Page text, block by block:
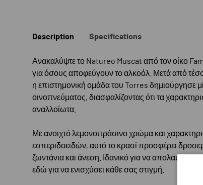
Description Specifications
Ανακαλύψτε το Natureo Muscat από τον οίκο
για όσους αποφεύγουν το αλκοόλ. Μετά από
η επιστημονική ομάδα του Torres δημιούργησε
οινοπνεύματος, διασφαλίζοντας ότι τα
αναλλοίωτα.
Με ανοιχτό λεμονοπράσινο χρώμα και
εσπεριδοειδών, αυτό το κρασί προσφέρει
ζωντάνια και άνεση. Ιδανικό για να απολαύσετε
εδώ για να ενισχύσει κάθε σας στιγμή.